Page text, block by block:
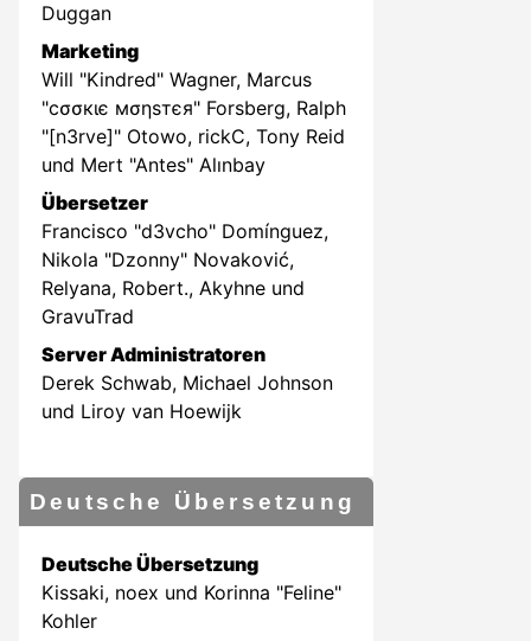
Duggan
Marketing
Will "Kindred" Wagner, Marcus
"cσσкιє мσηѕтєя" Forsberg, Ralph
"[n3rve]" Otowo, rickC, Tony Reid
und Mert "Antes" Alınbay
Übersetzer
Francisco "d3vcho" Domínguez,
Nikola "Dzonny" Novaković,
Relyana, Robert., Akyhne und
GravuTrad
Server Administratoren
Derek Schwab, Michael Johnson
und Liroy van Hoewijk
Deutsche Übersetzung
Deutsche Übersetzung
Kissaki, noex und Korinna "Feline"
Kohler